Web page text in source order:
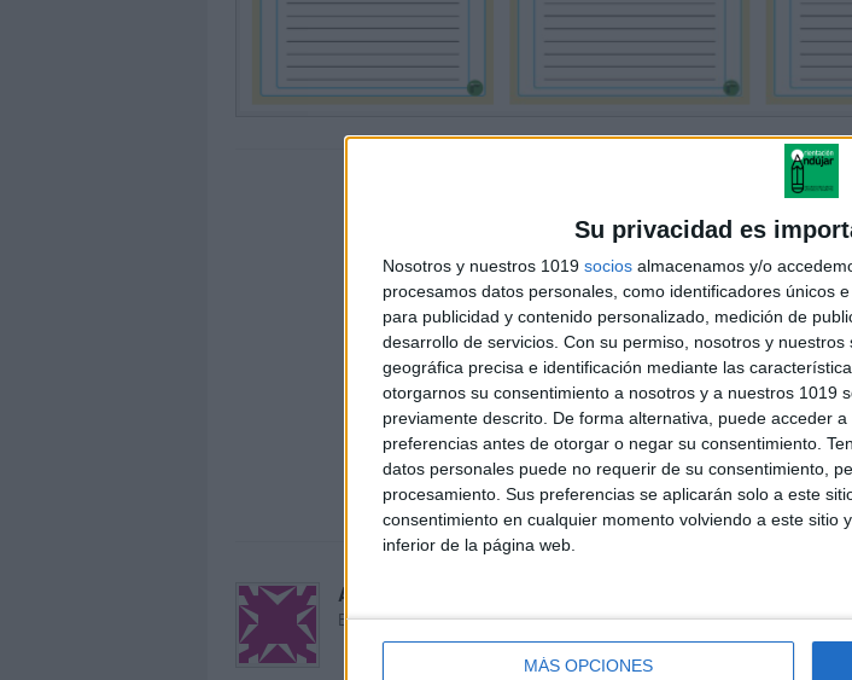
Su privacidad es
Nosotros y nuestros 1019 socios almacenamos y/o
procesamos datos personales, como identificadores únicos
para publicidad y contenido personalizado, medición de
desarrollo de servicios. Con su permiso, nosotros y
geográfica precisa e identificación mediante las
otorgarnos su consentimiento a nosotros y a nuestros 1019
previamente descrito. De forma alternativa, puede acceder
preferencias antes de otorgar o negar su consentimiento.
datos personales puede no requerir de su consentimiento,
procesamiento. Sus preferencias se aplicarán solo a este
consentimiento en cualquier momento volviendo a este sitio
inferior de la página web.
MÁS OPCIONES
Acerca de María Olivares
El autor no ha proporcionado ninguna información.